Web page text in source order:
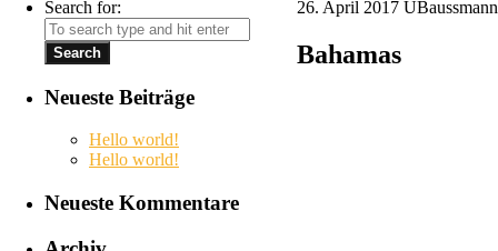
26. April 2017 UBaussmann
Bahamas
Search for:
Neueste Beiträge
Hello world!
Hello world!
Neueste Kommentare